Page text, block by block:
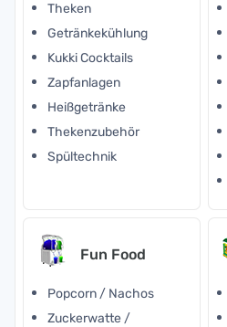
Theken
Getränkekühlung
Kukki Cocktails
Zapfanlagen
Heißgetränke
Thekenzubehör
Spültechnik
Fun Food
Popcorn / Nachos
Zuckerwatte /